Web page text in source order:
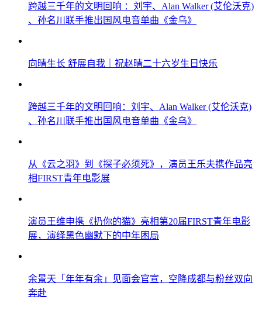
跨越三千年的文明回响 ：刘宇、Alan Walker (艾伦沃克)
、孙名川联手推出国风电音单曲《金乌》
向晴生长 舒展自我｜祝赵晴二十六岁生日快乐
跨越三千年的文明回响：刘宇、Alan Walker (艾伦沃克)
、孙名川联手推出国风电音单曲《金乌》
从《云之羽》到《探子必须死》，演员王乐夫携作品亮
相FIRST青年电影展
演员王维申携《扔你的猫》亮相第20届FIRST青年电影
展，演绎黑色幽默下的中年困局
余景天「年年有余」见面会官宣，空降成都与粉丝双向
奔赴